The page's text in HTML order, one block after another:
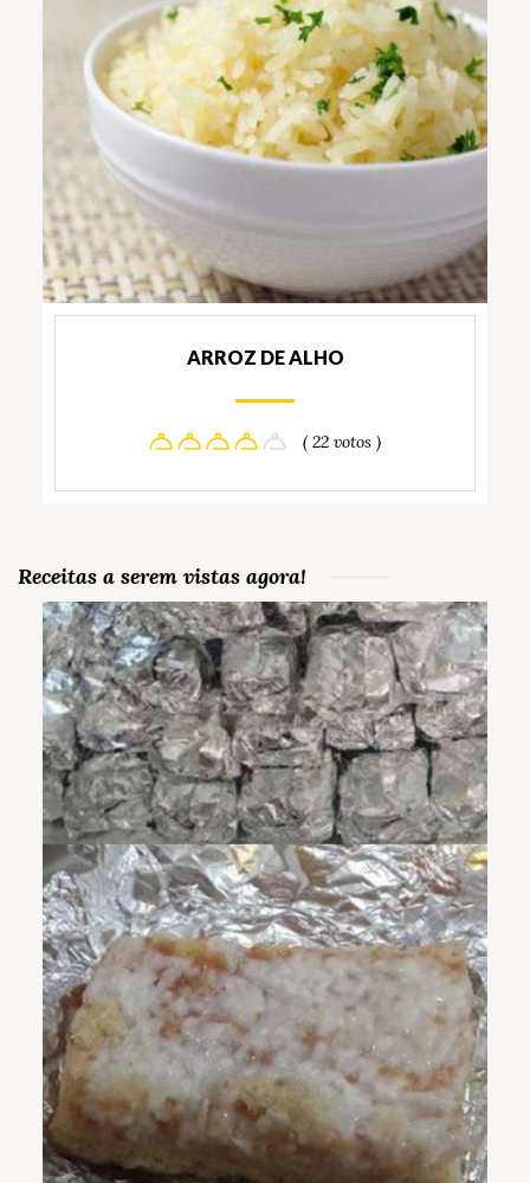
ARROZ DE ALHO
( 22 votos )
Receitas a serem vistas agora!